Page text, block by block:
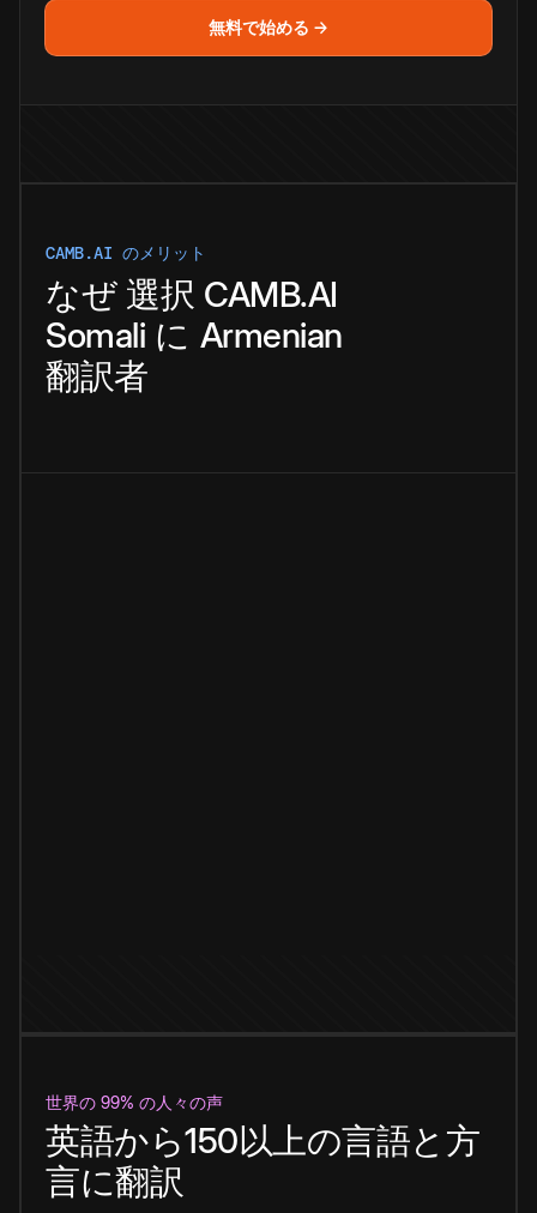
無料で始める →
CAMB.AI のメリット
なぜ 選択 CAMB.AI
Somali に Armenian
翻訳者
世界の 99% の人々の声
英語から150以上の言語と方
言に翻訳